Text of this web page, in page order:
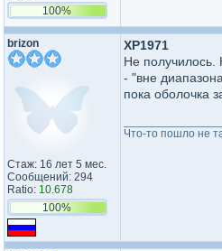
100%
brizon
Стаж: 16 лет 5 мес.
Сообщений: 294
Ratio: 10.678
100%
XP1971
Не получилось.
- "вне
пока оболочка
Что-то пошло не